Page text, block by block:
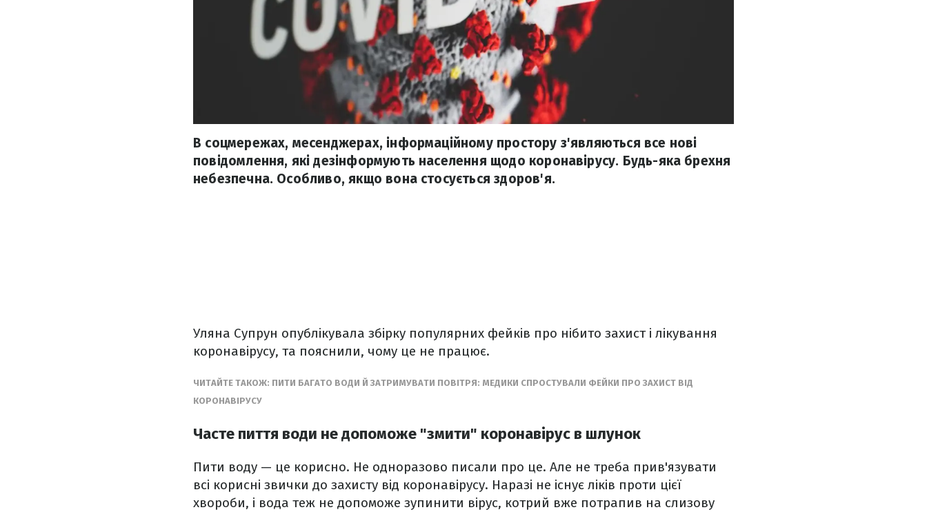
В соцмережах, месенджерах, інформаційному простору з'являються все нові
повідомлення, які дезінформують населення щодо коронавірусу. Будь-яка брехня
небезпечна. Особливо, якщо вона стосується здоров'я.
Уляна Супрун опублікувала збірку популярних фейків про нібито захист і лікування
коронавірусу, та пояснили, чому це не працює.
ЧИТАЙТЕ ТАКОЖ: ПИТИ БАГАТО ВОДИ Й ЗАТРИМУВАТИ ПОВІТРЯ: МЕДИКИ СПРОСТУВАЛИ ФЕЙКИ ПРО ЗАХИСТ ВІД
КОРОНАВІРУСУ
Часте пиття води не допоможе "змити" коронавірус в шлунок
Пити воду — це корисно. Не одноразово писали про це. Але не треба прив'язувати
всі корисні звички до захисту від коронавірусу. Наразі не існує ліків проти цієї
хвороби, і вода теж не допоможе зупинити вірус, котрий вже потрапив на слизову